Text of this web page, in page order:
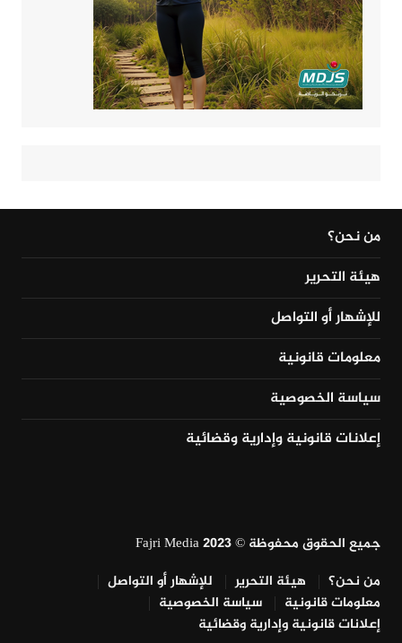
من نحن؟
هيئة التحرير
للإشهار أو التواصل
معلومات قانونية
سياسة الخصوصية
إعلانات قانونية وإدارية وقضائية
جميع الحقوق محفوظة © Fajri Media 2023
من نحن؟
هيئة التحرير
للإشهار أو التواصل
معلومات قانونية
سياسة الخصوصية
إعلانات قانونية وإدارية وقضائية